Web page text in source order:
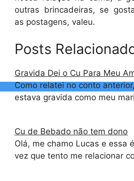
outras brincadeiras, se
as postagens, valeu.
Posts
Gravida Dei o Cu Para Meu
Como relatei no conto
estava gravida como meu
Cu de Bebado não tem dono
Olá, me chamo Lucas e essa
vez que tento me relacionar